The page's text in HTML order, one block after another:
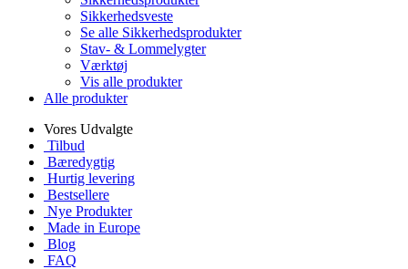
Sikkerhedsveste
Se alle Sikkerhedsprodukter
Stav- & Lommelygter
Værktøj
Vis alle produkter
Alle produkter
Vores Udvalgte
Tilbud
Bæredygtig
Hurtig levering
Bestsellere
Nye Produkter
Made in Europe
Blog
FAQ